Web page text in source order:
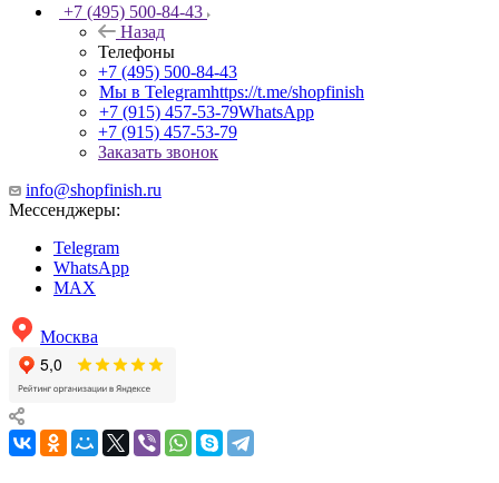
+7 (495) 500-84-43
Назад
Телефоны
+7 (495) 500-84-43
Мы в Telegramhttps://t.me/shopfinish
+7 (915) 457-53-79WhatsApp
+7 (915) 457-53-79
Заказать звонок
info@shopfinish.ru
Мессенджеры:
Telegram
WhatsApp
MAX
Москва